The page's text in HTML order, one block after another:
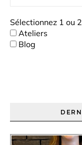
Sélectionnez 1 ou
Ateliers
Blog